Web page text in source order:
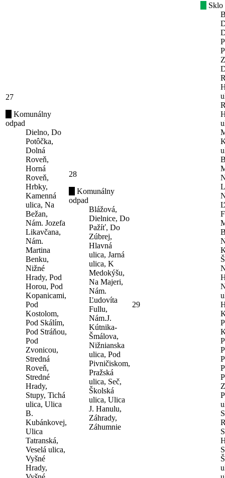
27
Komunálny
odpad
Dielno, Do
Potôčka,
Dolná
Roveň,
Horná
Roveň,
Hrbky,
Kamenná
ulica, Na
Bežan,
Nám. Jozefa
Likavčana,
Nám.
Martina
Benku,
Nižné
Hrady, Pod
Horou, Pod
Kopanicami,
Pod
Kostolom,
Pod Skálím,
Pod Stráňou,
Pod
Zvonicou,
Stredná
Roveň,
Stredné
Hrady,
Stupy, Tichá
ulica, Ulica
B.
Kubánkovej,
Ulica
Tatranská,
Veselá ulica,
Vyšné
Hrady,
28
Komunálny
odpad
Blážová,
Dielnice, Do
Pažíť, Do
Zúbrej,
Hlavná
ulica, Jarná
ulica, K
Medokýšu,
Na Majeri,
Nám.
Ľudovíta
Fullu,
Nám.J.
Kútnika-
Šmálova,
Nižnianska
ulica, Pod
Pivničiskom,
Pražská
ulica, Seč,
Školská
ulica, Ulica
J. Hanulu,
Záhrady,
Záhumnie
29
Sklo